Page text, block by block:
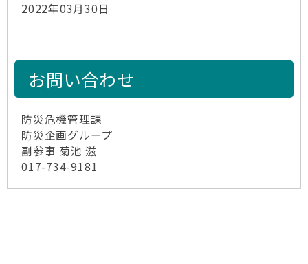
2022年03月30日
お問い合わせ
防災危機管理課
防災企画グループ
副参事 菊池 滋
017-734-9181